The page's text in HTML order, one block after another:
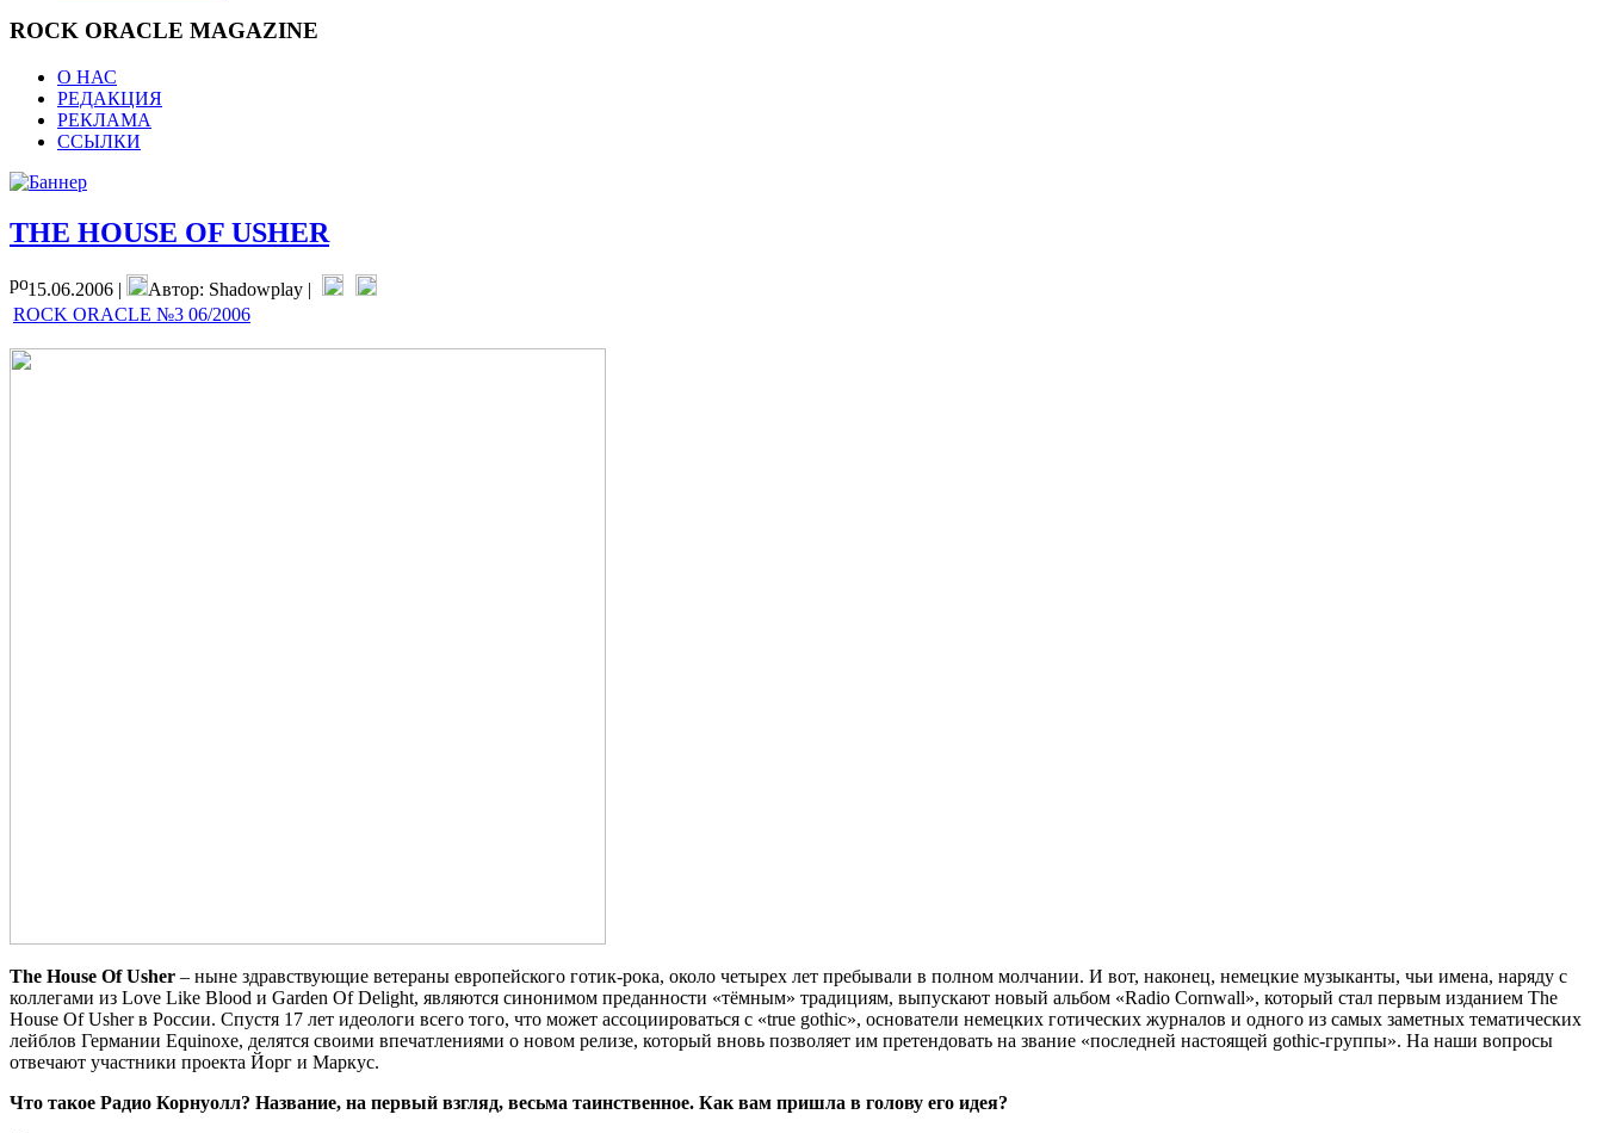
ROCK ORACLE MAGAZINE
О НАС
РЕДАКЦИЯ
РЕКЛАМА
ССЫЛКИ
THE HOUSE OF USHER
15.06.2006 |
Автор: Shadowplay |
ROCK ORACLE №3 06/2006
The House Of Usher – ныне здравствующие ветераны европейского готик-рока, около четырех лет пребывали в полном молчании. И вот, наконец, немецкие музыканты, чьи имена, наряду с
коллегами из Love Like Blood и Garden Of Delight, являются синонимом преданности «тёмным» традициям, выпускают новый альбом «Radio Cornwall», который стал первым изданием The
House Of Usher в России. Спустя 17 лет идеологи всего того, что может ассоциироваться с «true gothic», основатели немецких готических журналов и одного из самых заметных тематических
лейблов Германии Equinoxe, делятся своими впечатлениями о новом релизе, который вновь позволяет им претендовать на звание «последней настоящей gothic-группы». На наши вопросы
отвечают участники проекта Йорг и Маркус.
Что такое Радио Корнуолл? Название, на первый взгляд, весьма таинственное. Как вам пришла в голову его идея?